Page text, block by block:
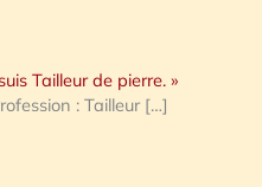
Tailleur de pierre. »
: Tailleur […]